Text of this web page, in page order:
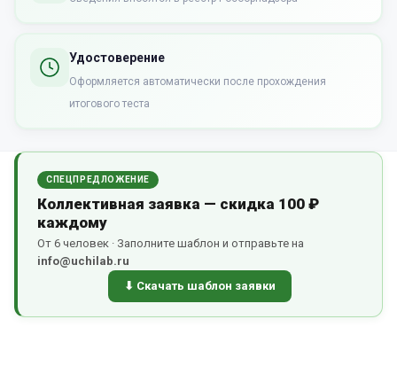
Удостоверение
Оформляется автоматически после прохождения
итогового теста
СПЕЦПРЕДЛОЖЕНИЕ
Коллективная заявка — скидка 100 ₽
каждому
От 6 человек · Заполните шаблон и отправьте на
info@uchilab.ru
⬇ Скачать шаблон заявки